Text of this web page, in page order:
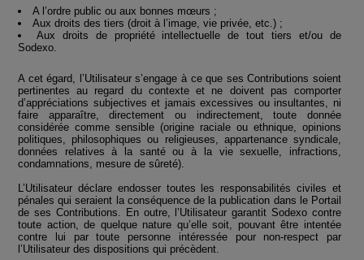
A l’ordre public ou aux bonnes mœurs ;
Aux droits des tiers (droit à l’image, vie privée, etc.) ;
Aux droits de propriété intellectuelle de tout tiers et/ou de
Sodexo.
A cet égard, l’Utilisateur s’engage à ce que ses Contributions soient
pertinentes au regard du contexte et ne doivent pas comporter
d’appréciations subjectives et jamais excessives ou insultantes, ni
faire apparaître, directement ou indirectement, toute donnée
considérée comme sensible (origine raciale ou ethnique, opinions
politiques, philosophiques ou religieuses, appartenance syndicale,
données relatives à la santé ou à la vie sexuelle, infractions,
condamnations, mesure de sûreté).
L’Utilisateur déclare endosser toutes les responsabilités civiles et
pénales qui seraient la conséquence de la publication dans le Portail
de ses Contributions. En outre, l’Utilisateur garantit Sodexo contre
toute action, de quelque nature qu’elle soit, pouvant être intentée
contre lui par toute personne intéressée pour non-respect par
l’Utilisateur des dispositions qui précèdent.